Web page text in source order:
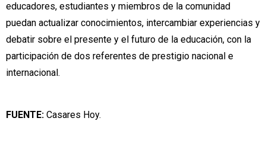
educadores, estudiantes y miembros de la comunidad
puedan actualizar conocimientos, intercambiar experiencias y
debatir sobre el presente y el futuro de la educación, con la
participación de dos referentes de prestigio nacional e
internacional.
FUENTE: Casares Hoy.